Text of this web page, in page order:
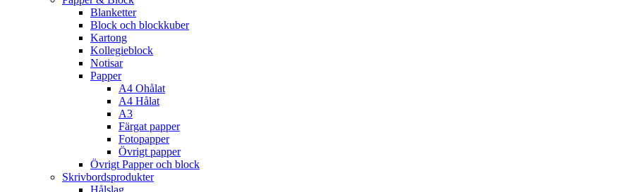
Blanketter
Block och blockkuber
Kartong
Kollegieblock
Notisar
Papper
A4 Ohålat
A4 Hålat
A3
Färgat papper
Fotopapper
Övrigt papper
Övrigt Papper och block
Skrivbordsprodukter
Hålslag